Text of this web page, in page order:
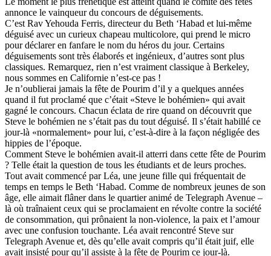
annonce le vainqueur du concours de déguisements.
C’est Rav Yehouda Ferris, directeur du Beth ‘Habad et lui-même
déguisé avec un curieux chapeau multicolore, qui prend le micro
pour déclarer en fanfare le nom du héros du jour. Certains
déguisements sont très élaborés et ingénieux, d’autres sont plus
classiques. Remarquez, rien n’est vraiment classique à Berkeley,
nous sommes en Californie n’est-ce pas !
Je n’oublierai jamais la fête de Pourim d’il y a quelques années
quand il fut proclamé que c’était «Steve le bohémien» qui avait
gagné le concours. Chacun éclata de rire quand on découvrit que
Steve le bohémien ne s’était pas du tout déguisé. Il s’était habillé ce
jour-là «normalement» pour lui, c’est-à-dire à la façon négligée des
hippies de l’époque.
Comment Steve le bohémien avait-il atterri dans cette fête de Pourim
? Telle était la question de tous les étudiants et de leurs proches.
Tout avait commencé par Léa, une jeune fille qui fréquentait de
temps en temps le Beth ‘Habad. Comme de nombreux jeunes de son
âge, elle aimait flâner dans le quartier animé de Telegraph Avenue –
là où traînaient ceux qui se proclamaient en révolte contre la société
de consommation, qui prônaient la non-violence, la paix et l’amour
avec une confusion touchante. Léa avait rencontré Steve sur
Telegraph Avenue et, dès qu’elle avait compris qu’il était juif, elle
avait insisté pour qu’il assiste à la fête de Pourim ce jour-là.